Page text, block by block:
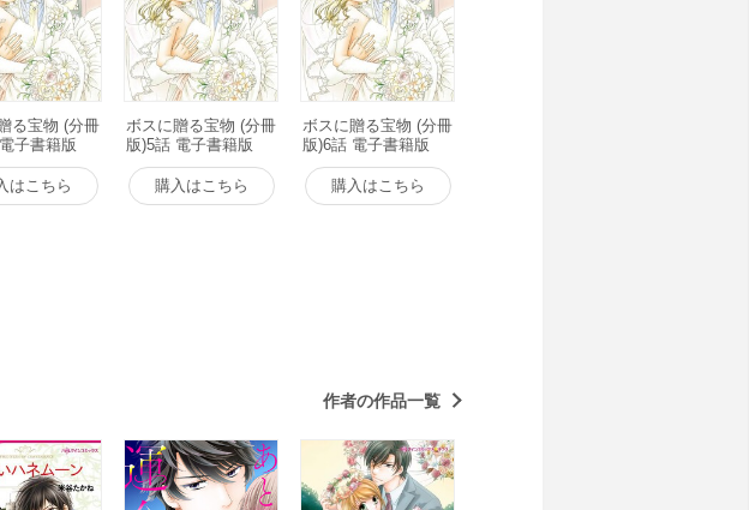
る宝物 (分冊
子書籍版
はこちら
ボスに贈る宝物 (分冊
版)5話 電子書籍版
購入はこちら
ボスに贈る宝物 (分冊
版)6話 電子書籍版
購入はこちら
作者の作品一覧